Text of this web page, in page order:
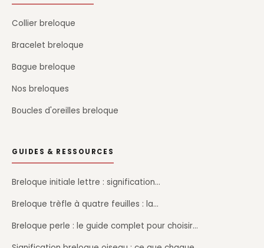
Collier breloque
Bracelet breloque
Bague breloque
Nos breloques
Boucles d'oreilles breloque
GUIDES & RESSOURCES
Breloque initiale lettre : signification…
Breloque trèfle à quatre feuilles : la…
Breloque perle : le guide complet pour choisir…